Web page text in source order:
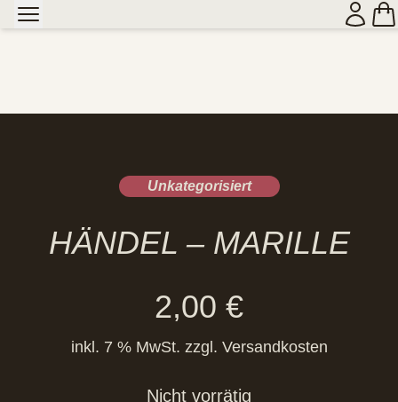
Unkategorisiert
HÄNDEL – MARILLE
2,00 €
inkl. 7 % MwSt. zzgl. Versandkosten
Nicht vorrätig